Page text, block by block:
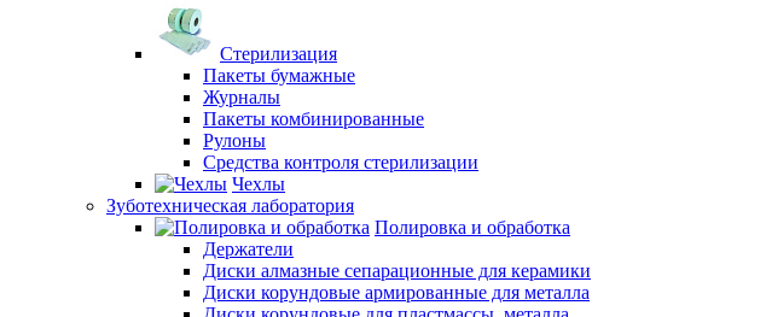
Стерилизация
Пакеты бумажные
Журналы
Пакеты комбинированные
Рулоны
Средства контроля стерилизации
Чехлы
Зуботехническая лаборатория
Полировка и обработка
Держатели
Диски алмазные сепарационные для керамики
Диски корундовые армированные для металла